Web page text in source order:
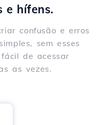
e hífens.
confusão e erros
sem esses
de acessar
as vezes.